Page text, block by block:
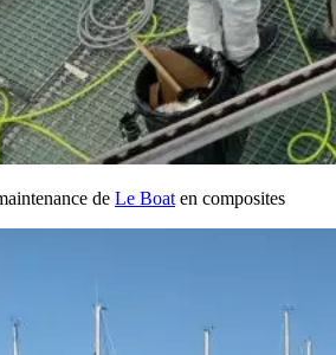
de Le Boat en composites